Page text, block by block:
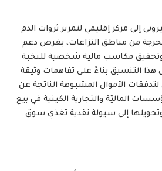
إلى مركز إقليمي لتمرير ثروات الدم
من مناطق النزاعات، بغرض دعم
وتحقيق مكاسب مالية شخصية للنخبة
التنسيق بناءً على تفاهمات وثيقة
الأموال المشبوهة الناتجة عن
الماليّة والتجارية الكينية في بيع
إلى سيولة نقدية تغذي سوق